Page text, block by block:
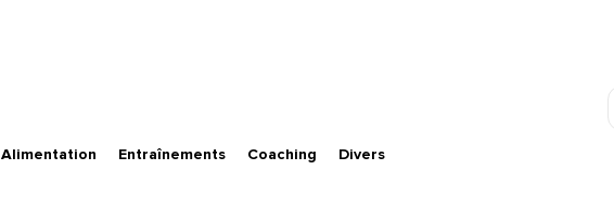
Alimentation Entraînements Coaching Divers